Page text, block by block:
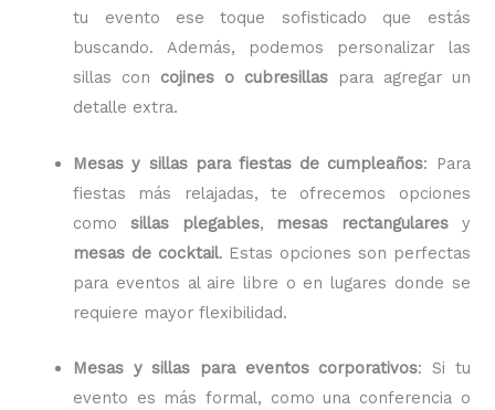
tu evento ese toque sofisticado que estás
buscando. Además, podemos personalizar las
sillas con cojines o cubresillaspara agregar un
detalle extra.
Mesas y sillas para fiestas de cumpleaños: Para
fiestas más relajadas, te ofrecemos opciones
como sillas plegables, mesas rectangularesy
mesas de cocktail. Estas opciones son perfectas
para eventos al aire libre o en lugares donde se
requiere mayor flexibilidad.
Mesas y sillas para eventos corporativos: Si tu
evento es más formal, como una conferencia o